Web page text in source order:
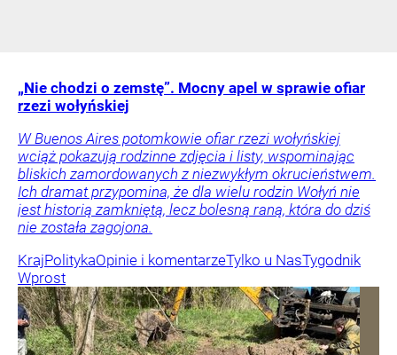
„Nie chodzi o zemstę”. Mocny apel w sprawie ofiar
rzezi wołyńskiej
W Buenos Aires potomkowie ofiar rzezi wołyńskiej
wciąż pokazują rodzinne zdjęcia i listy, wspominając
bliskich zamordowanych z niezwykłym okrucieństwem.
Ich dramat przypomina, że dla wielu rodzin Wołyń nie
jest historią zamkniętą, lecz bolesną raną, która do dziś
nie została zagojona.
KrajPolitykaOpinie i komentarzeTylko u NasTygodnik
Wprost